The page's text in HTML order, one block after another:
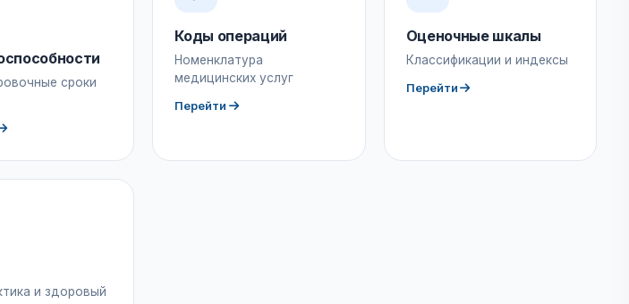
сроки
Коды операций
Номенклатура
медицинских услуг
Перейти
Оценочные шкалы
Классификации и индексы
Перейти
и здоровый